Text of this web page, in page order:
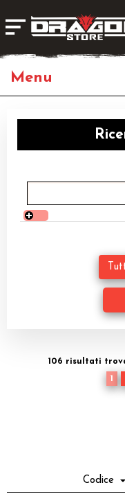
Giochi di Ruolo
Librigame
Editoria
Giochi di Carte
Accessori106 risultati
1